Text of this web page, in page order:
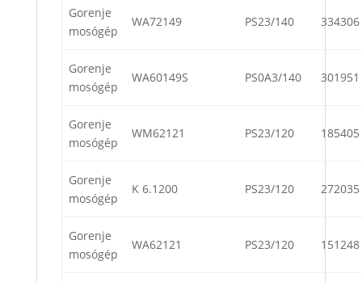
Gorenje
mosógép
WA72149 PS23/140 334306
Gorenje
mosógép
WA60149S PS0A3/140 301951
Gorenje
mosógép
WM62121 PS23/120 185405
Gorenje
mosógép
K 6.1200 PS23/120 272035
Gorenje
mosógép
WA62121 PS23/120 151248